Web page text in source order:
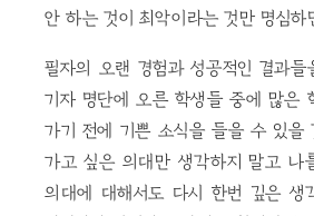
안 하는 것이 최악이라는 것만 명심하
필자의 오랜 경험과 성공적인 결과들
기자 명단에 오른 학생들 중에 많은
가기 전에 기쁜 소식을 들을 수 있을
가고 싶은 의대만 생각하지 말고 나
의대에 대해서도 다시 한번 깊은 생